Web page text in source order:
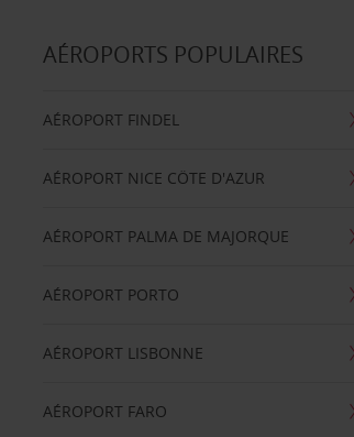
AÉROPORTS POPULAIRES
AÉROPORT FINDEL
AÉROPORT NICE CÖTE D'AZUR
AÉROPORT PALMA DE MAJORQUE
AÉROPORT PORTO
AÉROPORT LISBONNE
AÉROPORT FARO